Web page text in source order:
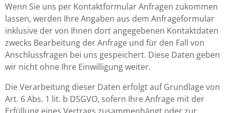
Wenn Sie uns per Kontaktformular Anfragen zukommen
lassen, werden Ihre Angaben aus dem Anfrageformular
inklusive der von Ihnen dort angegebenen Kontaktdaten
zwecks Bearbeitung der Anfrage und für den Fall von
Anschlussfragen bei uns gespeichert. Diese Daten geben
wir nicht ohne Ihre Einwilligung weiter.
Die Verarbeitung dieser Daten erfolgt auf Grundlage von
Art. 6 Abs. 1 lit. b DSGVO, sofern Ihre Anfrage mit der